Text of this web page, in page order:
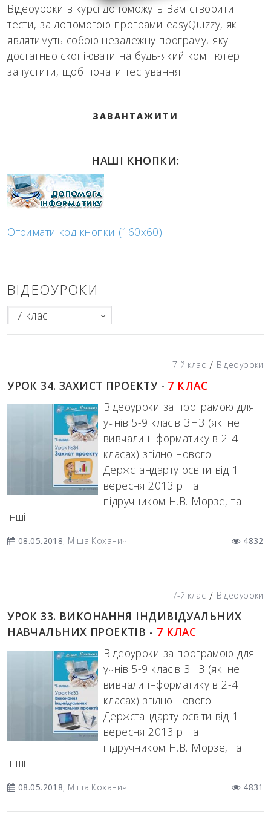
Відеоуроки в курсі допоможуть Вам створити
тести, за допомогою програми easyQuizzy, які
являтимуть собою незалежну програму, яку
достатньо скопіювати на будь-який комп'ютер і
запустити, щоб почати тестування.
ЗАВАНТАЖИТИ
НАШІ КНОПКИ:
Отримати код кнопки (160x60)
ВІДЕОУРОКИ
7 клас
7-й клас / Відеоуроки
УРОК 34. ЗАХИСТ ПРОЕКТУ - 7 КЛАС
Відеоуроки за програмою для
учнів 5-9 класів ЗНЗ (які не
вивчали інформатику в 2-4
класах) згідно нового
Держстандарту освіти від 1
вересня 2013 р. та
підручником Н.В. Морзе, та
інші.
08.05.2018, Міша Коханич 4832
7-й клас / Відеоуроки
УРОК 33. ВИКОНАННЯ ІНДИВІДУАЛЬНИХ
НАВЧАЛЬНИХ ПРОЕКТІВ - 7 КЛАС
Відеоуроки за програмою для
учнів 5-9 класів ЗНЗ (які не
вивчали інформатику в 2-4
класах) згідно нового
Держстандарту освіти від 1
вересня 2013 р. та
підручником Н.В. Морзе, та
інші.
08.05.2018, Міша Коханич 4831